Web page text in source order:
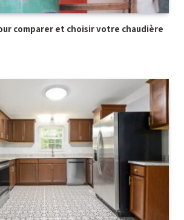
comparer et choisir votre chaudière